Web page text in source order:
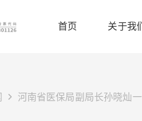
首页 关于我们
河南省医保局副局长孙晓灿